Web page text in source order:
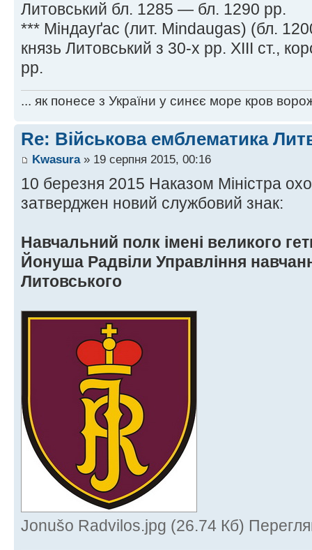
Литовський бл. 1285 — бл. 1290 рр.
*** Мiндауґас (лит. Mindaugas) (бл.
князь Литовський з 30-х рр. XIII ст.,
рр.
... як понесе з України у синєє море кров
Re: Військова емблематика
Kwasura» 19 серпня 2015, 00:16
10 березня 2015 Наказом Міністра
затверджен новий службовий знак:
Навчальний полк імені великого
Йонуша Радвіли Управління
Литовського
Jonušo Radvilos.jpg (26.74 Кб)